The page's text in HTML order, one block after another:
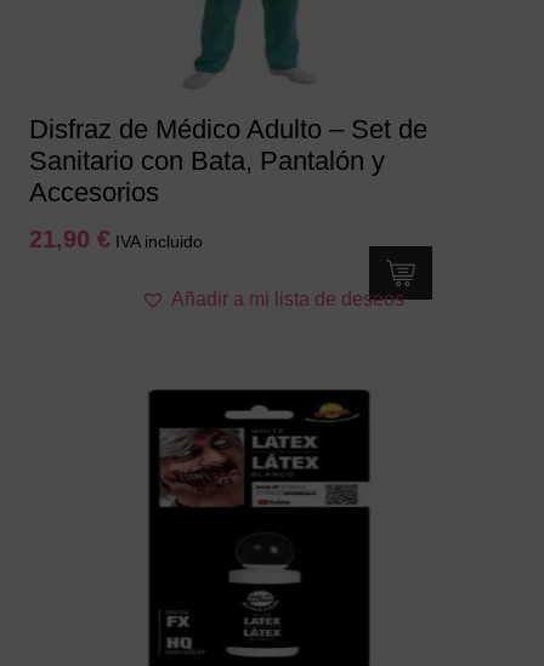
de
Disfraz de Médico Adulto – Set de
Sanitario con Bata, Pantalón y
Accesorios
21,90 € IVA incluido
producto
variantes.
Las
opciones
se
pueden
en
la
página
de
Añadir a mi lista de deseos